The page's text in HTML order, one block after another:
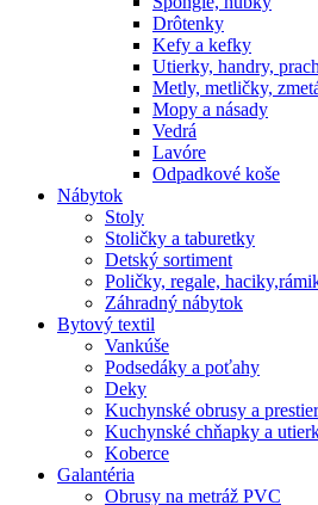
Drôtenky
Kefy a kefky
Utierky, handry,
Metly, metličky,
Mopy a násady
Vedrá
Lavóre
Odpadkové koše
Nábytok
Stoly
Stoličky a taburetky
Detský sortiment
Poličky, regale,
Záhradný nábytok
Bytový textil
Vankúše
Podsedáky a poťahy
Deky
Kuchynské obrusy a
Kuchynské chňapky a
Koberce
Galantéria
Obrusy na metráž PVC